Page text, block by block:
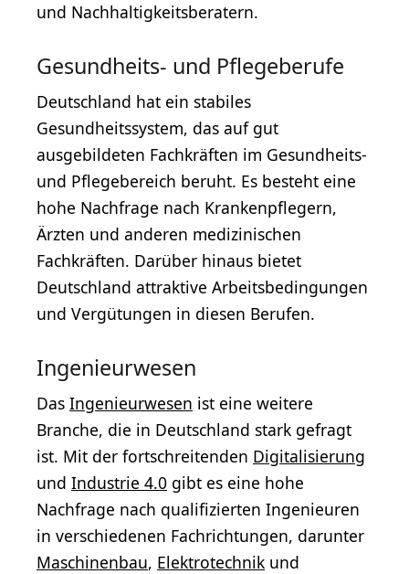
und Nachhaltigkeitsberatern.
Gesundheits- und Pflegeberufe
Deutschland hat ein stabiles
Gesundheitssystem, das auf gut
ausgebildeten Fachkräften im Gesundheits-
und Pflegebereich beruht. Es besteht eine
hohe Nachfrage nach Krankenpflegern,
Ärzten und anderen medizinischen
Fachkräften. Darüber hinaus bietet
Deutschland attraktive Arbeitsbedingungen
und Vergütungen in diesen Berufen.
Ingenieurwesen
Das Ingenieurwesen ist eine weitere
Branche, die in Deutschland stark gefragt
ist. Mit der fortschreitenden Digitalisierung
und Industrie 4.0 gibt es eine hohe
Nachfrage nach qualifizierten Ingenieuren
in verschiedenen Fachrichtungen, darunter
Maschinenbau, Elektrotechnik und